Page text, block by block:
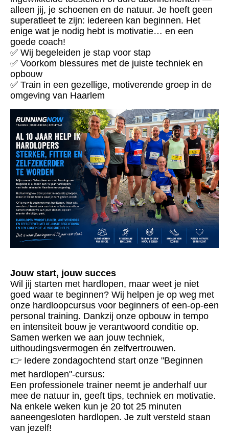
alleen jij, je schoenen en de natuur. Je hoeft geen
superatleet te zijn: iedereen kan beginnen. Het
enige wat je nodig hebt is motivatie… en een
goede coach!
✅ Wij begeleiden je stap voor stap
✅ Voorkom blessures met de juiste techniek en
opbouw
✅ Train in een gezellige, motiverende groep in de
omgeving van Haarlem
Jouw start, jouw succes
Wil jij starten met hardlopen, maar weet je niet
goed waar te beginnen? Wij helpen je op weg met
onze hardloopcursus voor beginners of een-op-een
personal training. Dankzij onze opbouw in tempo
en intensiteit bouw je verantwoord conditie op.
Samen werken we aan jouw techniek,
uithoudingsvermogen én zelfvertrouwen.
👉 Iedere zondagochtend start onze "Beginnen
met hardlopen"-cursus:
Een professionele trainer neemt je anderhalf uur
mee de natuur in, geeft tips, techniek en motivatie.
Na enkele weken kun je 20 tot 25 minuten
aaneengesloten hardlopen. Je zult versteld staan
van jezelf!